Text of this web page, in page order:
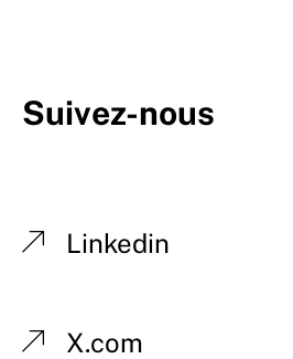
Suivez-nous
Linkedin
X.com